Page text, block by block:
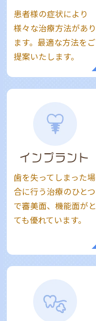
患者様の症状により
様々な治療方法があり
ます。最適な方法をご
提案いたします。
インプラント
歯を失ってしまった場
合に行う治療のひとつ
で審美面、機能面がと
ても優れています。